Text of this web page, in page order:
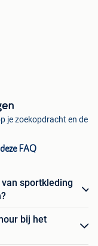
je zoekopdracht en de
FAQ
sportkleding
bij het